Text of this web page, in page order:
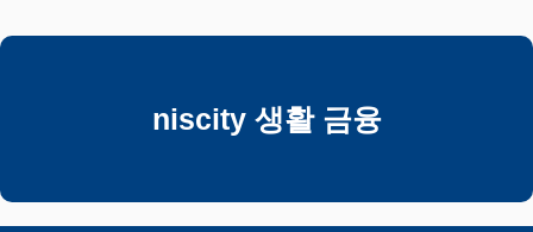
텐
뛰
niscity 생활 금융